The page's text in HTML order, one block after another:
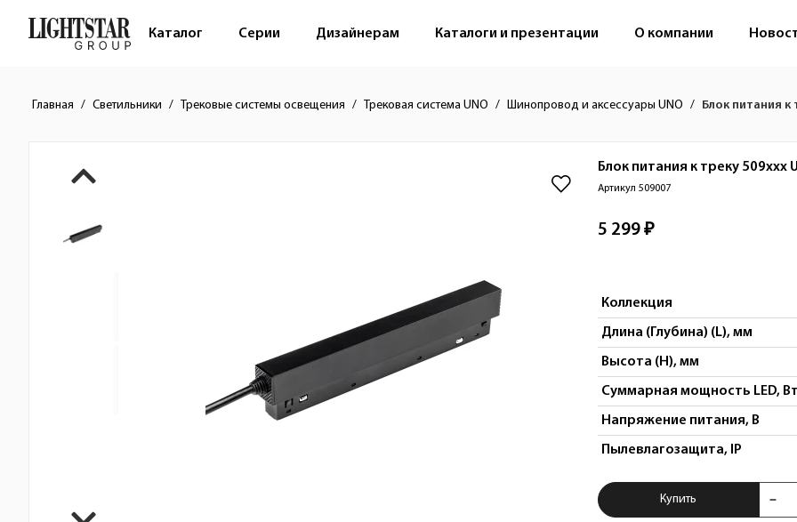
Каталог Серии Дизайнерам Каталоги и презентации О компании
Главная Светильники Трековые системы освещения Трековая система UNO Шинопровод и аксессуары UNO Блок питания к
Краткое описание товара
Изображения товара Блок питания к треку 509ххх
Артикул 509007
Стоимость товара 5 299 ₽
Коллекция
Длина (Глубина) (L), мм
Высота (H), мм
Суммарная мощность LED, Вт
Напряжение питания, В
Пылевлагозащита, IP
Купить Блок
Купить